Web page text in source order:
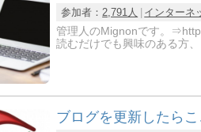
参加者：2,791人 インターネ
管理人のMignonです。
読むだけでも興味のある方
ブログを更新したら